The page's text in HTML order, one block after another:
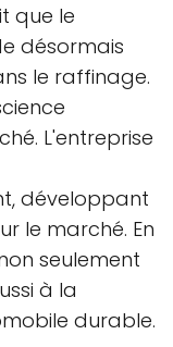
que le
désormais
le raffinage.
L'entreprise
développant
le marché. En
seulement
à la
durable.